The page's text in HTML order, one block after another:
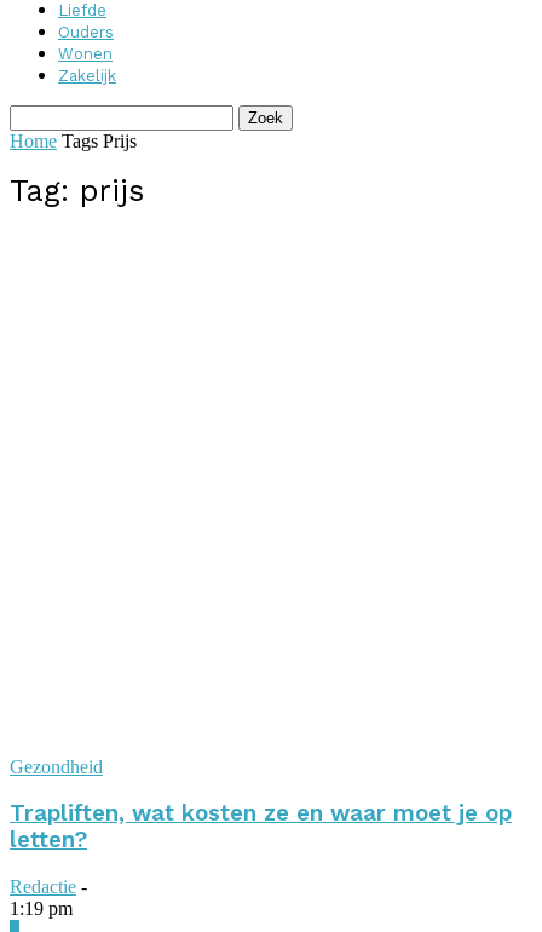
Liefde
Ouders
Wonen
Zakelijk
Home Tags Prijs
Tag: prijs
Gezondheid
Trapliften, wat kosten ze en waar moet je op
letten?
Redactie -
1:19 pm